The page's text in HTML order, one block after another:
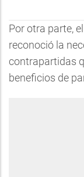
Por otra parte,
reconoció la
contrapartidas
beneficios de